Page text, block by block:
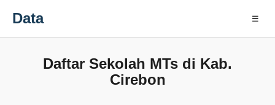
Data ☰
Daftar Sekolah MTs di Kab.
Cirebon